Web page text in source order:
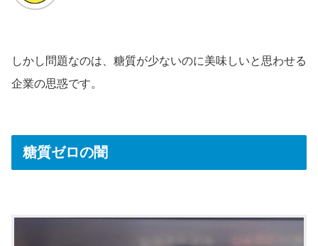
しかし問題なのは、糖質が少ないのに美味しいと思わせる
企業の思惑です。
糖質ゼロの闇